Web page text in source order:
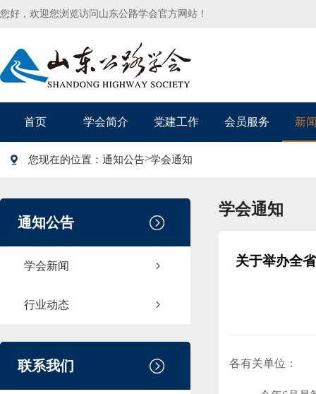
您好，欢迎您浏览访问山东公路学会官方网站！
首页 学会简介 党建工作 会员服务 新
您现在的位置： 通知公告>学会通知
通知公告
学会新闻
行业动态
联系我们
学会通知
关于举办全
各有关单位：